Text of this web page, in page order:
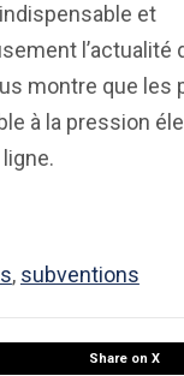
et
l’actualité
montre que les
à la pression
, subventions
Share on X